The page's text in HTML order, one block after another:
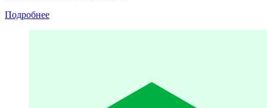
Подробнее